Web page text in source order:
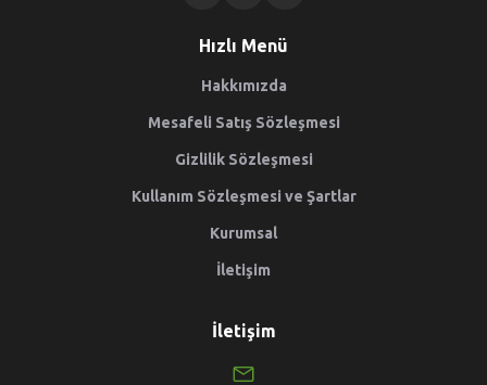
Hızlı Menü
Hakkımızda
Mesafeli Satış Sözleşmesi
Gizlilik Sözleşmesi
Kullanım Sözleşmesi ve Şartlar
Kurumsal
İletişim
İletişim